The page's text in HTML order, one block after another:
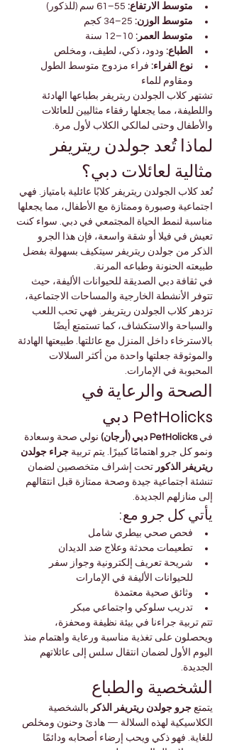
متوسط الارتفاع:
متوسط الوزن:
متوسط العمر:
الطباع: ودود، ذكي، لطيف، ومخلص
نوع الفراء: فراء مزدوج متوسط الطول
ومقاوم للماء
تشتهر كلاب الجولدن ريتريفر بطباعها الهادئة
واللطيفة، مما يجعلها رفقاء مثاليين للعائلات
والأطفال وحتى لمالكي الكلاب لأول مرة.
لماذا تُعد جولدن ريتريفر
مثالية لعائلات دبي؟
تُعد كلاب الجولدن ريتريفر كلابًا عائلية بامتياز. فهي
اجتماعية وصبورة وممتازة مع الأطفال، مما يجعلها
مناسبة لنمط الحياة المجتمعي في دبي. سواء كنت
تعيش في فيلا أو شقة واسعة، فإن هذا الجرو
الذكر من جولدن ريتريفر سيتكيف بسهولة بفضل
طبيعته الحنونة وطباعه المرنة.
في ثقافة دبي الصديقة للحيوانات الأليفة، حيث
تتوفر الأنشطة الخارجية والمساحات الاجتماعية،
تزدهر كلاب الجولدن ريتريفر. فهي تحب اللعب
والسباحة والاستكشاف، كما تستمتع أيضًا
بالاسترخاء داخل المنزل مع عائلتها. طبيعتها الهادئة
والموثوقة جعلتها واحدة من أكثر السلالات
المحبوبة في الإمارات.
الصحة والرعاية في
PetHolicks دبي
في PetHolicks دبي (أرجان)
نولي صحة وسعادة
ونمو كل جرو اهتمامًا كبيرًا. يتم تربية جراء جولدن
ريتريفر الذكور تحت إشراف متخصصين لضمان
تنشئة اجتماعية جيدة وصحة ممتازة قبل انتقالهم
إلى منازلهم الجديدة.
يأتي كل جرو مع:
فحص صحي بيطري شامل
تطعيمات محدثة وعلاج ضد الديدان
شريحة تعريف إلكترونية وجواز سفر
للحيوانات الأليفة في الإمارات
وثائق صحية معتمدة
تدريب سلوكي واجتماعي مبكر
تتم تربية جراءنا في بيئة نظيفة ومحفزة،
ويحصلون على تغذية مناسبة ورعاية واهتمام منذ
اليوم الأول لضمان انتقال سلس إلى عائلاتهم
الجديدة.
الشخصية والطباع
يتمتع جرو جولدن ريتريفر الذكر بالشخصية
الكلاسيكية لهذه السلالة — هادئ وحنون ومخلص
للغاية. فهو ذكي ويحب إرضاء أصحابه ودائمًا